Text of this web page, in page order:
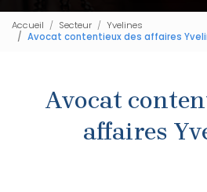
Accueil Secteur
Yvelines
Avocat contentieux des affaires
Avocat
affaires